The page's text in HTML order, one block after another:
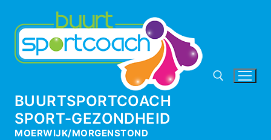
naar
inhoud
BUURTSPORTCOACH
SPORT-GEZONDHEID
MOERWIJK/MORGENSTOND